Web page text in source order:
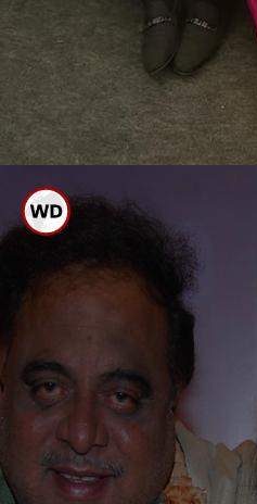
ಹೀರೋಯಿನ್
ರೆಬಲ್ ಸ್ಟಾರ್
ಇಂದಿಗೆ ನಾಲ್ಕನೇ
ಅಂಬಿ ಮಾಮನ ಗತ್ತು,
ಗ್ಯಾಲರಿ